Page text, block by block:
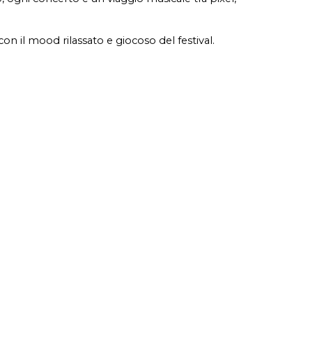
il mood rilassato e giocoso del festival.